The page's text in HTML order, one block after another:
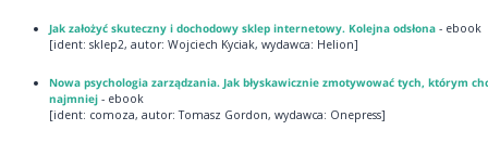
Jak założyć skuteczny i dochodowy sklep internetowy. Kolejna odsłona - ebook
[ident: sklep2, autor: Wojciech Kyciak, wydawca: Helion]
Nowa psychologia zarządzania. Jak błyskawicznie zmotywować tych, którym
najmniej - ebook
[ident: comoza, autor: Tomasz Gordon, wydawca: Onepress]